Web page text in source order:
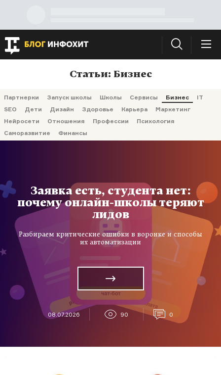
Партнерки Запуск школы Школы Сервисы Бизнес
IT
SEO
Дети Дизайн Здоровье Карьера
Маркетинг
Нейросети
Отношения Профессии
Психология
Саморазвитие
Финансы
Статьи: Бизнес
Заявка есть, студента нет:
почему онлайн-школы теряют
лидов
Разбираем критические ошибки в воронке и способы
их автоматизации
08.07.2026 90 0